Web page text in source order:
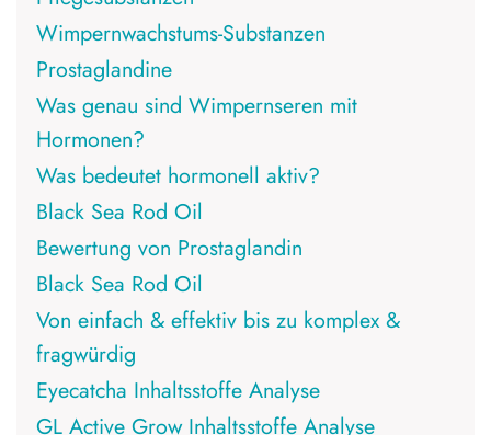
Wimpernwachstums-Substanzen
Prostaglandine
Was genau sind Wimpernseren mit
Hormonen?
Was bedeutet hormonell aktiv?
Black Sea Rod Oil
Bewertung von Prostaglandin
Black Sea Rod Oil
Von einfach & effektiv bis zu komplex &
fragwürdig
Eyecatcha Inhaltsstoffe Analyse
GL Active Grow Inhaltsstoffe Analyse